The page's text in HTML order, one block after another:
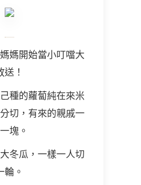
媽開始當小叮噹大
送！
種的蘿蔔純在來米
切，有來的親戚一
塊。
冬瓜，一樣一人切
輪。